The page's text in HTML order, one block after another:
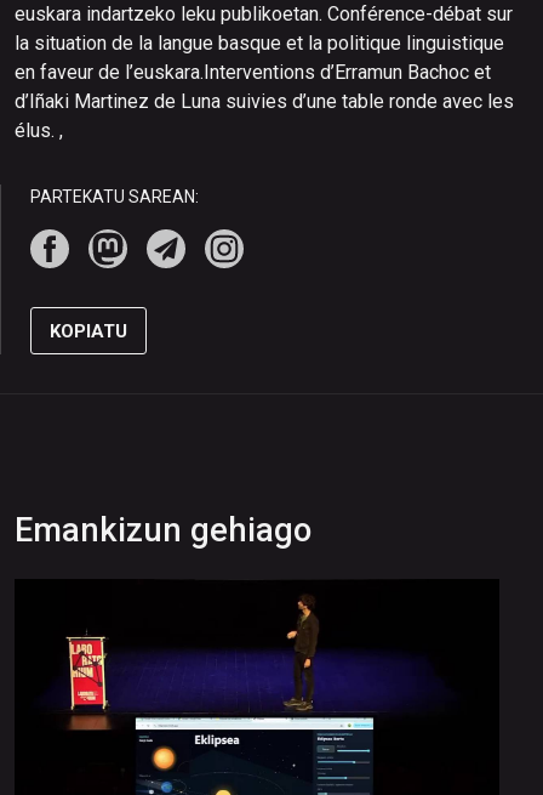
euskara indartzeko leku publikoetan. Conférence-débat sur
la situation de la langue basque et la politique linguistique
en faveur de l’euskara.Interventions d’Erramun Bachoc et
d’Iñaki Martinez de Luna suivies d’une table ronde avec les
élus. ,
PARTEKATU SAREAN:
KOPIATU
Emankizun gehiago